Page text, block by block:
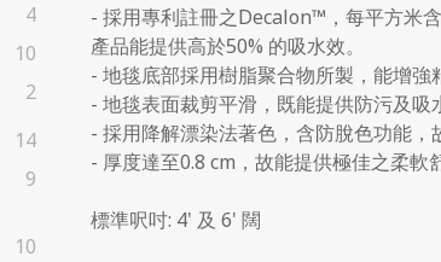
4
10
2
14
9
10
- 採用專利註冊之Decalon™，每平方米
產品能提供高於50% 的吸水效。
- 地毯底部採用樹脂聚合物所製，能增強
- 地毯表面裁剪平滑，既能提供防污及吸
- 採用降解漂染法著色，含防脫色功能，
- 厚度達至0.8 cm，故能提供極佳之柔軟
標準呎吋: 4' 及 6' 闊